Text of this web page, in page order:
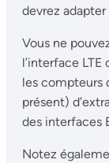
devrez
Vous ne
l’interface
les compteurs
présent)
des interfaces
Notez